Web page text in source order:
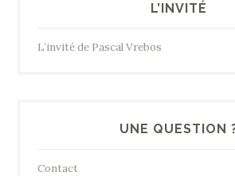
L’INVITÉ
L’invité de Pascal Vrebos
UNE QUESTION
Contact